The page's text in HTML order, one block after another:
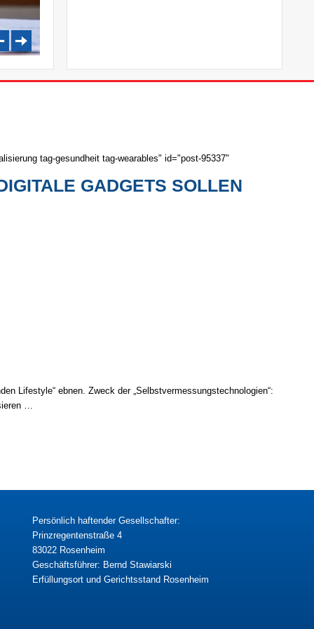
tag-gesundheit tag-wearables" id="post-95337"
GADGETS SOLLEN
Lifestyle“ ebnen. Zweck der „Selbst­ver­mes­sungs­tech­no­lo­gien“:
…
Persönlich haftender Gesellschafter:
Prinzregentenstraße 4
83022 Rosenheim
Geschäftsführer: Bernd Stawiarski
Erfüllungsort und Gerichtsstand Rosenheim